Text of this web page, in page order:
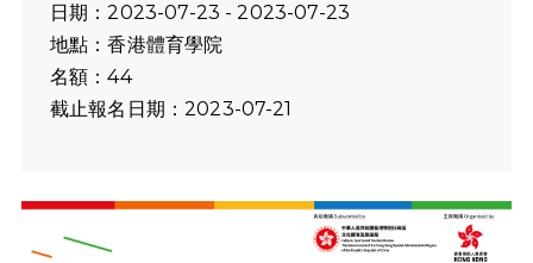
日期：2023-07-23 - 2023-07-23
地點：香港體育學院
名額：44
截止報名日期：2023-07-21